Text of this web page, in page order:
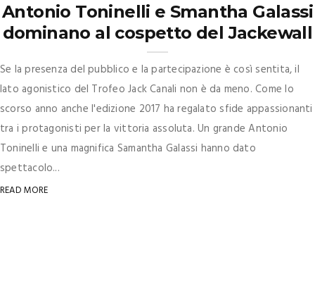
Antonio Toninelli e Smantha Galassi
dominano al cospetto del Jackewall
Se la presenza del pubblico e la partecipazione è così sentita, il
lato agonistico del Trofeo Jack Canali non è da meno. Come lo
scorso anno anche l'edizione 2017 ha regalato sfide appassionanti
tra i protagonisti per la vittoria assoluta. Un grande Antonio
Toninelli e una magnifica Samantha Galassi hanno dato
spettacolo...
READ MORE